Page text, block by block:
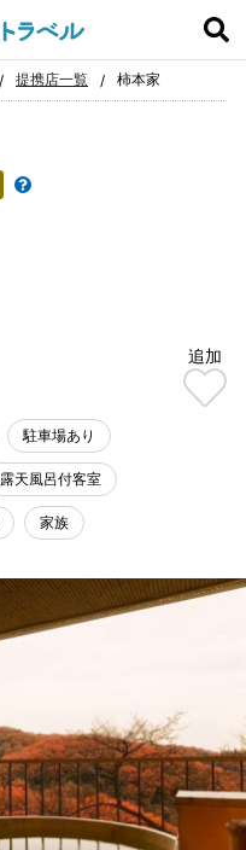
提携店一覧 柿本家
追加
駐車場あり
露天風呂付客室
家族